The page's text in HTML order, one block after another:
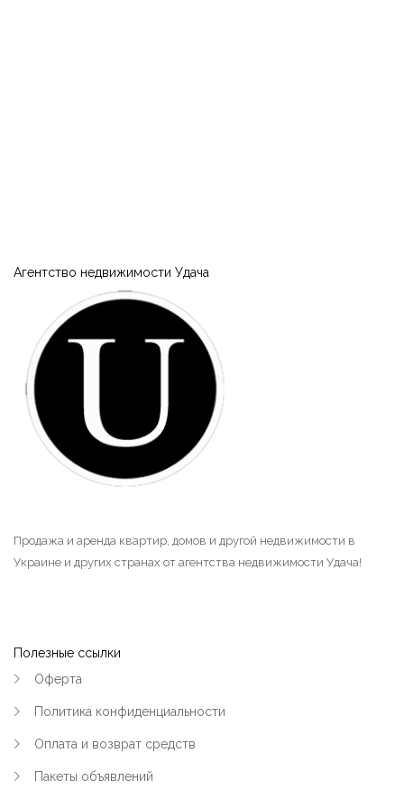
Агентство недвижимости Удача
Продажа и аренда квартир, домов и другой недвижимости в
Украине и других странах от агентства недвижимости Удача!
Полезные ссылки
Оферта
Политика конфиденциальности
Оплата и возврат средств
Пакеты объявлений